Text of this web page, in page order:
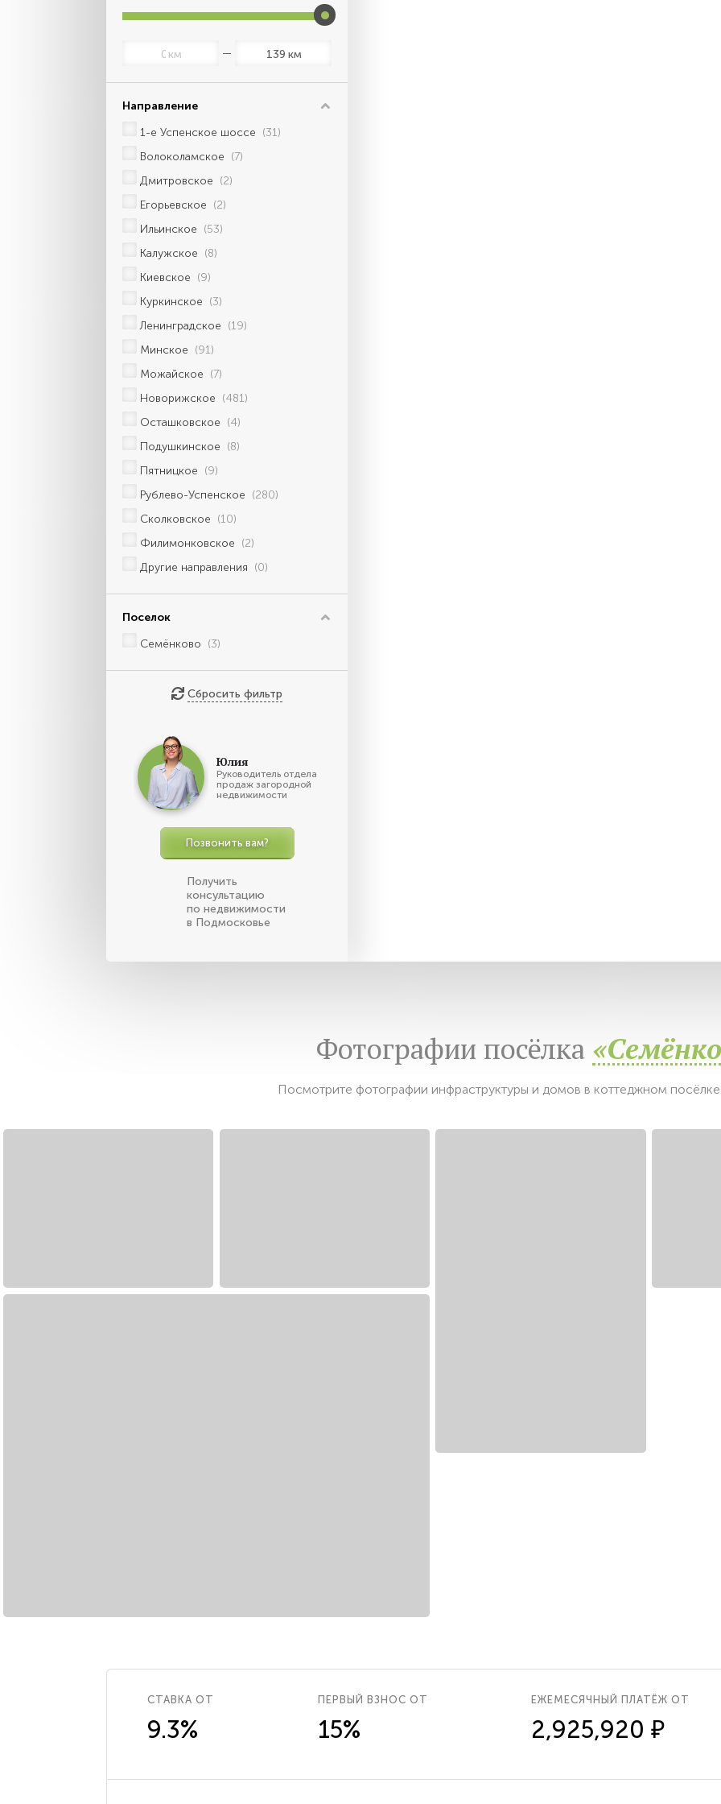
км км
Направление
1-е Успенское шоссе (31)
Волоколамское (7)
Дмитровское (2)
Егорьевское (2)
Ильинское (53)
Калужское (8)
Киевское (9)
Куркинское (3)
Ленинградское (19)
Минское (91)
Можайское (7)
Новорижское (481)
Осташковское (4)
Подушкинское (8)
Пятницкое (9)
Рублево-Успенское (280)
Сколковское (10)
Филимонковское (2)
Другие направления (0)
Поселок
Семёнково (3)
Сбросить фильтр
Юлия
Руководитель отдела
продаж загородной
недвижимости
Позвонить вам?
Получить
консультацию
по недвижимости
в Подмосковье
Фотографии посёлка
Посмотрите фотографии инфраструктуры и домов в коттеджном
СТАВКА ОТ
9.3%
ПЕРВЫЙ ВЗНОС ОТ
15%
ЕЖЕМЕСЯЧНЫЙ ПЛАТЁЖ ОТ
2,925,920 ₽